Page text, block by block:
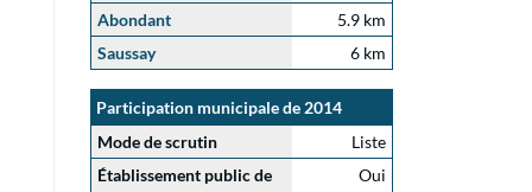
Abondant
5.9 km
Saussay
6 km
Participation municipale de 2014
Mode de scrutin
Liste
Établissement public de
Oui